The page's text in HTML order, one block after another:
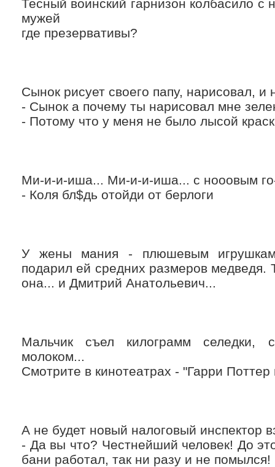
Тесный воинский гарнизон колбасило
мужей
где презервативы?
Сынок рисует своего папу, нарисовал, и
- Сынок а почему ты нарисовал мне
- Потому что у меня не было лысой
Ми-и-и-иша... Ми-и-и-иша... с нооовым
- Коля бл$дь отойди от берлоги
У жены мания - плюшевым
подарил ей средних размеров
она... и Дмитрий Анатольевич...
Мальчик съел килограмм селедки,
молоком...
Смотрите в кинотеатрах - "Гарри Поттер
А не будет новый налоговый инспектор
- Да вы что? Честнейший человек! До
бани работал, так ни разу и не помылся!